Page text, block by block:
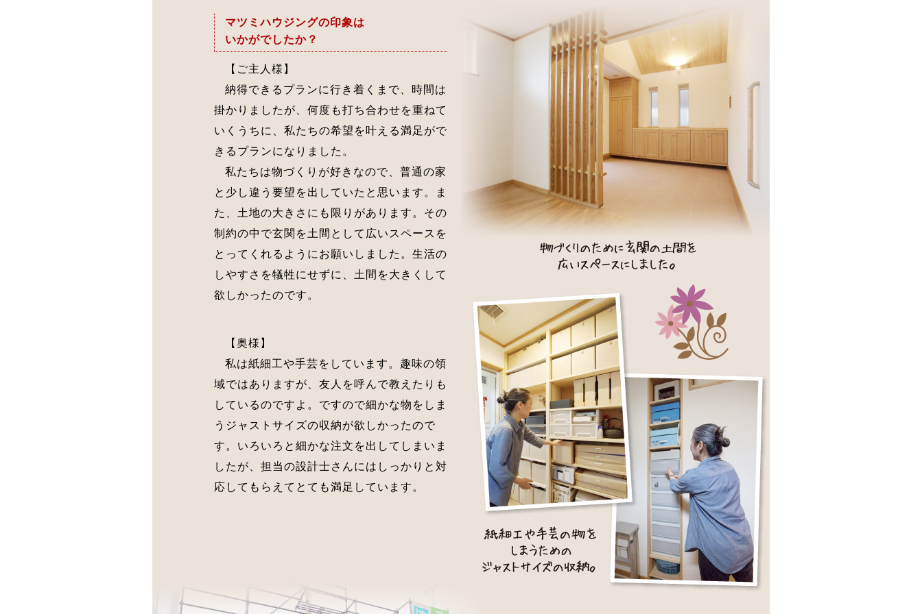
マツミハウジングの印象は
いかがでしたか？
【ご主人様】
納得できるプランに行き着くまで、時間は
掛かりましたが、何度も打ち合わせを重ねて
いくうちに、私たちの希望を叶える満足がで
きるプランになりました。
私たちは物づくりが好きなので、普通の家
と少し違う要望を出していたと思います。ま
た、土地の大きさにも限りがあります。その
制約の中で玄関を土間として広いスペースを
とってくれるようにお願いしました。生活の
しやすさを犠牲にせずに、土間を大きくして
欲しかったのです。
【奥様】
私は紙細工や手芸をしています。趣味の領
域ではありますが、友人を呼んで教えたりも
しているのですよ。ですので細かな物をしま
うジャストサイズの収納が欲しかったので
す。いろいろと細かな注文を出してしまいま
したが、担当の設計士さんにはしっかりと対
応してもらえてとても満足しています。